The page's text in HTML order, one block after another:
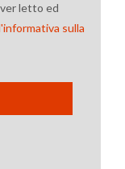
letto ed
sulla